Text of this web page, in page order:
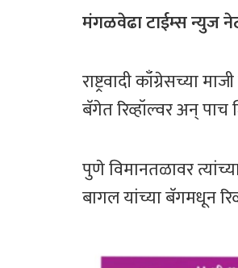
b
ok
tt at
p
p
e
मंगळवेढा टाईम्स न्युज
राष्ट्रवादी काँग्रेसच्या
बॅगेत रिव्हॉल्वर अन्
पुणे विमानतळावर
बागल यांच्या बॅगमधून